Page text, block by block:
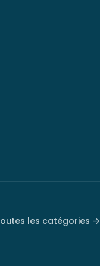
les catégories →